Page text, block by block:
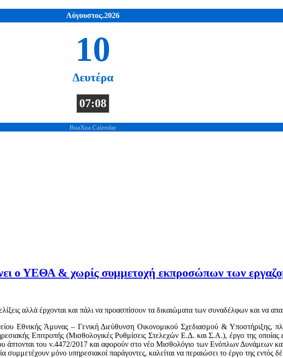
Αύγουστος.2026
10
Δευτέρα
07:08
BuaXua Calendar
ο ΥΕΘΑ & χωρίς συμμετοχή εκπροσώπων των
αλλά έρχονται και πάλι να προασπίσουν τα δικαιώματα των συναδέλφων και να
Εθνικής Άμυνας – Γενική Διεύθυνση Οικονομικού Σχεδιασμού & Υποστήριξης,
Επιτροπής (Μισθολογικές Ρυθμίσεις Στελεχών Ε.Δ. και Σ.Α.), έργο της οποίας
του ν.4472/2017 και αφορούν στο νέο Μισθολόγιο των Ενόπλων Δυνάμεων
μόνο υπηρεσιακοί παράγοντες, καλείται να περαιώσει το έργο της εντός